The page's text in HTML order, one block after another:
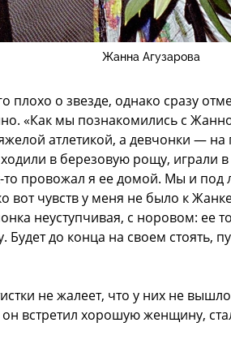
Жанна Агузарова
плохо о звезде, однако сразу
«Как мы познакомились с
атлетикой, а девчонки —
в березовую рощу, играли
провожал я ее домой. Мы и под
вот чувств у меня не было к
неуступчивая, с норовом: ее
Будет до конца на своем стоять,
не жалеет, что у них не
встретил хорошую женщину,